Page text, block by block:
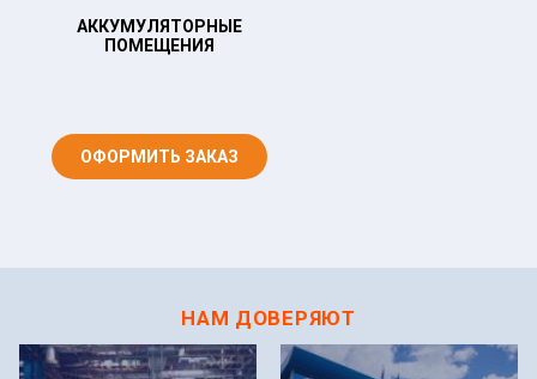
АККУМУЛЯТОРНЫЕ
ПОМЕЩЕНИЯ
ОФОРМИТЬ ЗАКАЗ
НАМ ДОВЕРЯЮТ